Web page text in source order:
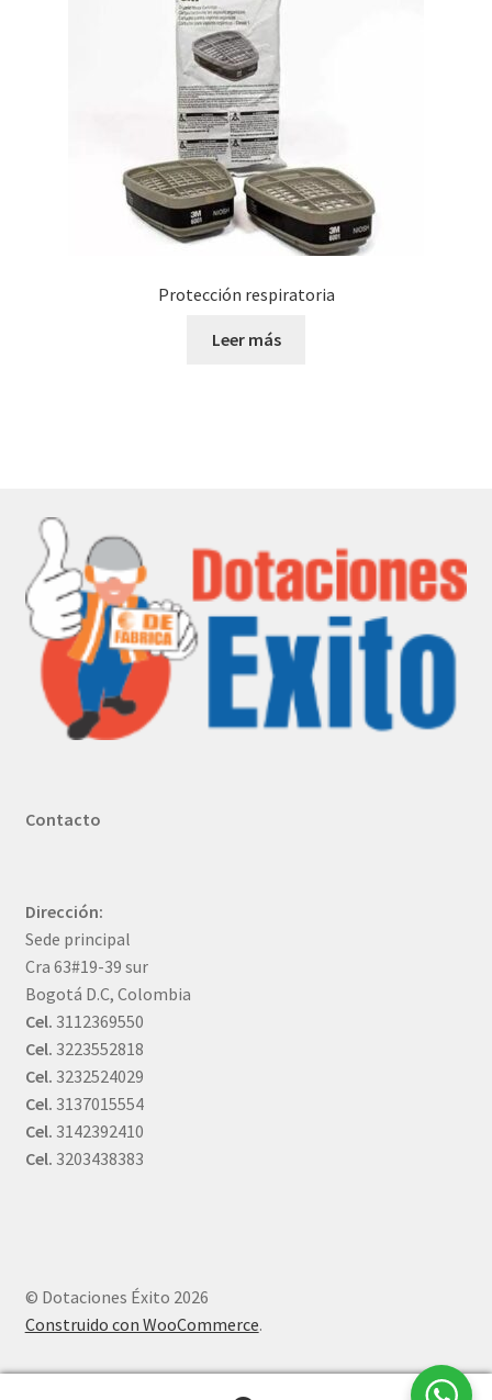
Protección respiratoria
Leer más
Contacto
Dirección:
Sede principal
Cra 63#19-39 sur
Bogotá D.C, Colombia
Cel. 3112369550
Cel. 3223552818
Cel. 3232524029
Cel. 3137015554
Cel. 3142392410
Cel. 3203438383
© Dotaciones Éxito 2026
Construido con WooCommerce.